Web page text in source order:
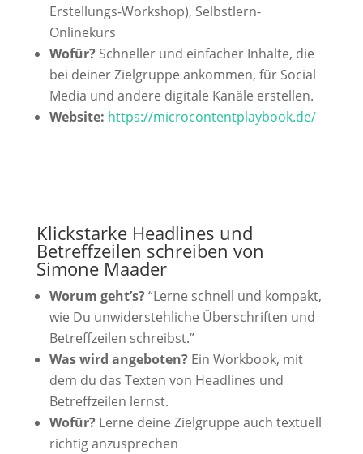
Erstellungs-Workshop), Selbstlern-
Onlinekurs
Wofür?Schneller und einfacher Inhalte, die
bei deiner Zielgruppe ankommen, für Social
Media und andere digitale Kanäle erstellen.
Website: https://microcontentplaybook.de/
Klickstarke Headlines und
Betreffzeilen schreiben von
Simone Maader
Worum geht’s?“Lerne schnell und kompakt,
wie Du unwiderstehliche Überschriften und
Betreffzeilen schreibst.”
Was wird angeboten?Ein Workbook, mit
dem du das Texten von Headlines und
Betreffzeilen lernst.
Wofür?Lerne deine Zielgruppe auch textuell
richtig anzusprechen